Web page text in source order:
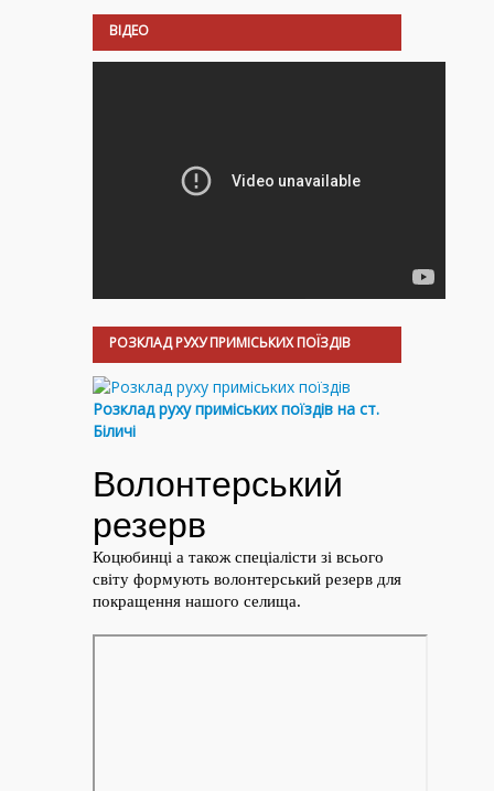
ВІДЕО
РОЗКЛАД РУХУ ПРИМІСЬКИХ ПОЇЗДІВ
Розклад руху приміських поїздів на ст.
Біличі